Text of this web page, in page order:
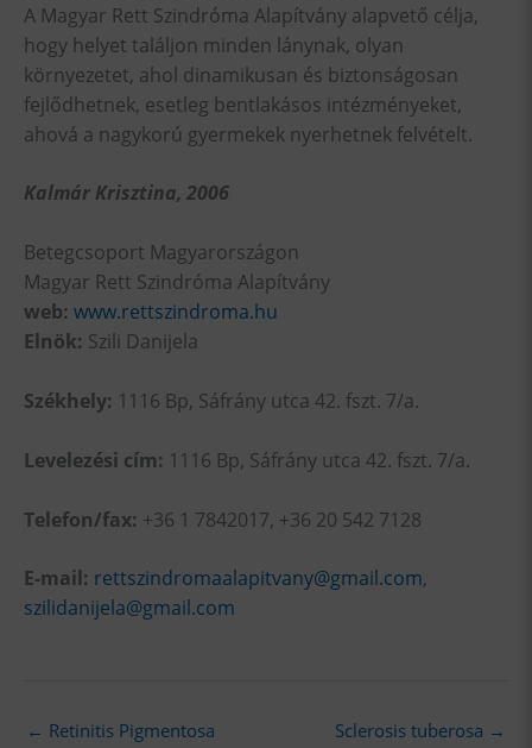
A Magyar Rett Szindróma Alapítvány alapvető célja,
hogy helyet találjon minden lánynak, olyan
környezetet, ahol dinamikusan és biztonságosan
fejlődhetnek, esetleg bentlakásos intézményeket,
ahová a nagykorú gyermekek nyerhetnek felvételt.
Kalmár Krisztina, 2006
Betegcsoport Magyarországon
Magyar Rett Szindróma Alapítvány
web: www.rettszindroma.hu
Elnök: Szili Danijela
Székhely: 1116 Bp, Sáfrány utca 42. fszt. 7/a.
Levelezési cím: 1116 Bp, Sáfrány utca 42. fszt. 7/a.
Telefon/fax: +36 1 7842017, +36 20 542 7128
E-mail: rettszindromaalapitvany@gmail.com,
szilidanijela@gmail.com
← Retinitis Pigmentosa Sclerosis tuberosa →